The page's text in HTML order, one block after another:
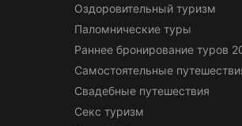
Оздоровительный туризм
Паломнические туры
Раннее бронирование туров
Самостоятельные
Свадебные путешествия
Секс туризм